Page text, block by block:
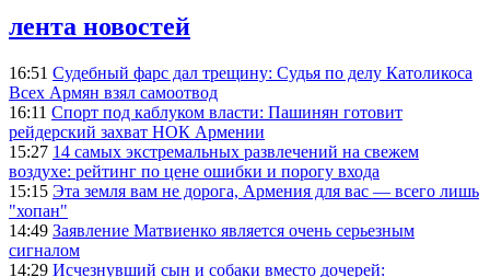
лента новостей
16:51 Судебный фарс дал трещину: Судья по делу Католикоса
Всех Армян взял самоотвод
16:11 Спорт под каблуком власти: Пашинян готовит
рейдерский захват НОК Армении
15:27 14 самых экстремальных развлечений на свежем
воздухе: рейтинг по цене ошибки и порогу входа
15:15 Эта земля вам не дорога, Армения для вас — всего лишь
"хопан"
14:49 Заявление Матвиенко является очень серьезным
сигналом
14:29 Исчезнувший сын и собаки вместо дочерей: